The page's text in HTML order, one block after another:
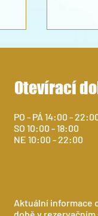
VEČERNÍ
Otevírací
PO - PÁ 14:00 -
SO 10:00 - 18:00
NE 10:00 - 22:00
Aktuální informace
době v rezervačním